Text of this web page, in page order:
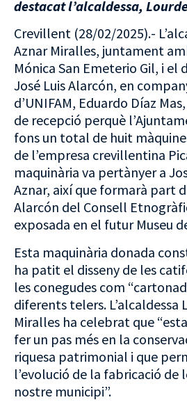
destacat l’alcaldessa,
Crevillent (28/02/2025).-
Aznar Miralles, juntament
Mónica San Emeterio Gil, i
José Luis Alarcón, en
d’UNIFAM, Eduardo Díaz
de recepció perquè
fons un total de huit
de l’empresa crevillentina
maquinària va pertànyer a
Aznar, així que formarà part
Alarcón del Consell
exposada en el futur Museu
Esta maquinària donada
ha patit el disseny de les
les conegudes com
diferents telers. L’alcaldessa
Miralles ha celebrat que
fer un pas més en la
riquesa patrimonial i que
l’evolució de la fabricació de
nostre municipi”.